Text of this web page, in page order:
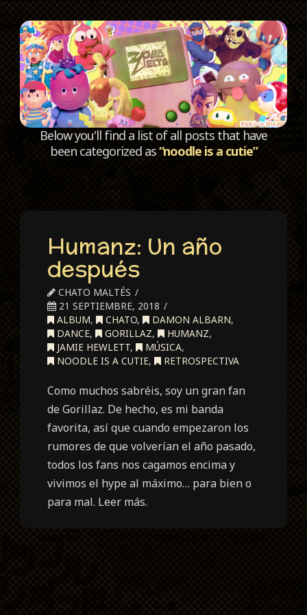
Below you'll find a list of all posts that have
been categorized as“noodle is a cutie”
Humanz: Un año
después
CHATO MALTÉS
21 SEPTIEMBRE, 2018
ALBUM, CHATO, DAMON ALBARN,
DANCE, GORILLAZ, HUMANZ,
JAMIE HEWLETT, MÚSICA,
NOODLE IS A CUTIE, RETROSPECTIVA
Como muchos sabréis, soy un gran fan
de Gorillaz. De hecho, es mi banda
favorita, así que cuando empezaron los
rumores de que volverían el año pasado,
todos los fans nos cagamos encima y
vivimos el hype al máximo… para bien o
para mal. Leer más.